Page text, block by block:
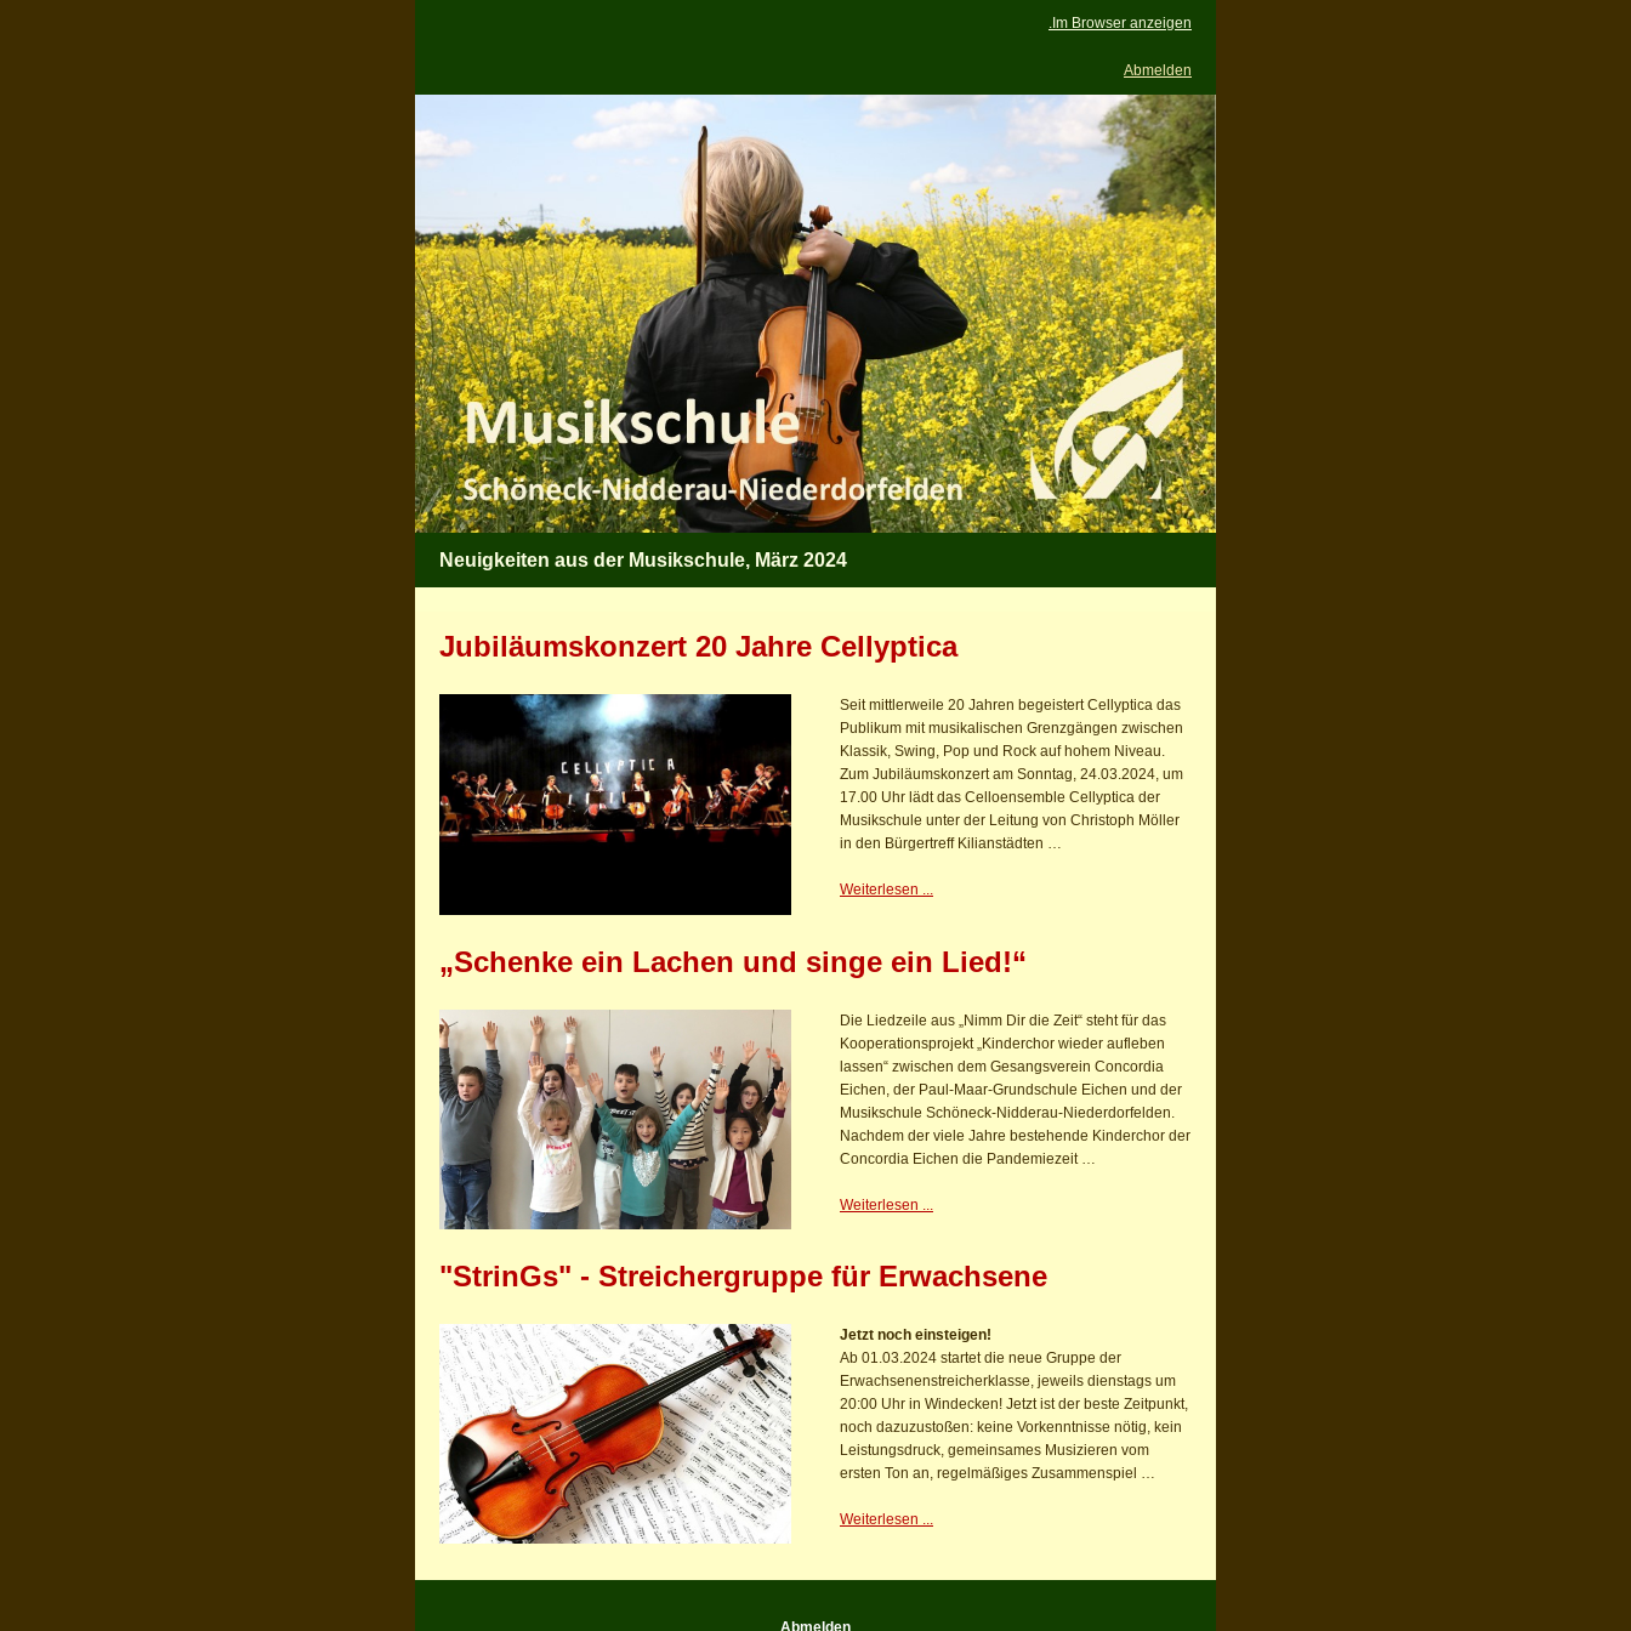
. Im Browser anzeigen
Abmelden
Neuigkeiten aus der Musikschule, März 2024
Jubiläumskonzert 20 Jahre Cellyptica
Seit mittlerweile 20 Jahren begeistert Cellyptica das
Publikum mit musikalischen Grenzgängen zwischen
Klassik, Swing, Pop und Rock auf hohem Niveau.
Zum Jubiläumskonzert am Sonntag, 24.03.2024, um
17.00 Uhr lädt das Celloensemble Cellyptica der
Musikschule unter der Leitung von Christoph Möller
in den Bürgertreff Kilianstädten …
Weiterlesen ...
„Schenke ein Lachen und singe ein Lied!“
Die Liedzeile aus „Nimm Dir die Zeit“ steht für das
Kooperationsprojekt „Kinderchor wieder aufleben
lassen“ zwischen dem Gesangsverein Concordia
Eichen, der Paul-Maar-Grundschule Eichen und der
Musikschule Schöneck-Nidderau-Niederdorfelden.
Nachdem der viele Jahre bestehende Kinderchor der
Concordia Eichen die Pandemiezeit …
Weiterlesen ...
"StrinGs" - Streichergruppe für Erwachsene
Jetzt noch einsteigen!
Ab 01.03.2024 startet die neue Gruppe der
Erwachsenenstreicherklasse, jeweils dienstags um
20:00 Uhr in Windecken! Jetzt ist der beste Zeitpunkt,
noch dazuzustoßen: keine Vorkenntnisse nötig, kein
Leistungsdruck, gemeinsames Musizieren vom
ersten Ton an, regelmäßiges Zusammenspiel …
Weiterlesen ...
Abmelden